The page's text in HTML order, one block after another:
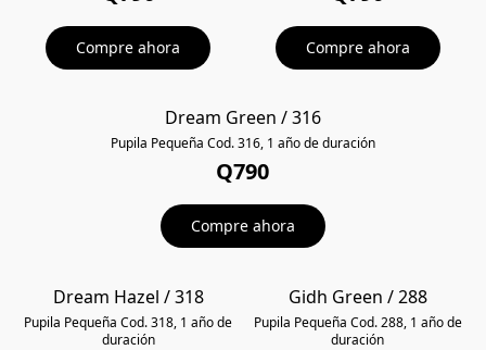
Compre ahora
Compre ahora
Dream Green / 316
Pupila Pequeña Cod. 316, 1 año de duración
Q790
Compre ahora
POPULAR
Dream Hazel / 318
Pupila Pequeña Cod. 318, 1 año de
duración
POPULAR
Gidh Green / 288
Pupila Pequeña Cod. 288, 1 año de
duración